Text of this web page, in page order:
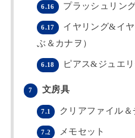
6.16 プラッシュリン
6.17
イヤリング&イ
ぶ＆カナヲ）
6.18 ピアス&ジュエ
7 文房具
7.1 クリアファイル
7.2 メモセット